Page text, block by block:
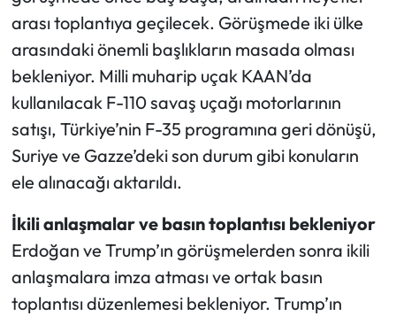
arası toplantıya geçilecek. Görüşmede iki ülke
arasındaki önemli başlıkların masada olması
bekleniyor. Milli muharip uçak KAAN’da
kullanılacak F-110 savaş uçağı motorlarının
satışı, Türkiye’nin F-35 programına geri dönüşü,
Suriye ve Gazze’deki son durum gibi konuların
ele alınacağı aktarıldı.
İkili anlaşmalar ve basın toplantısı bekleniyor
Erdoğan ve Trump’ın görüşmelerden sonra ikili
anlaşmalara imza atması ve ortak basın
toplantısı düzenlemesi bekleniyor. Trump’ın